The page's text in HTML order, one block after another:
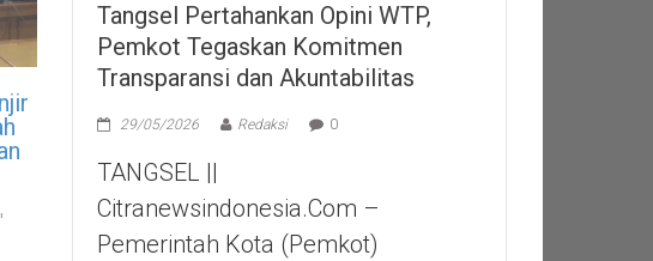
Tangsel Pertahankan Opini WTP,
Pemkot Tegaskan Komitmen
Transparansi dan Akuntabilitas
29/05/2026 Redaksi 0
TANGSEL ||
Citranewsindonesia.com –
Pemerintah Kota (Pemkot)